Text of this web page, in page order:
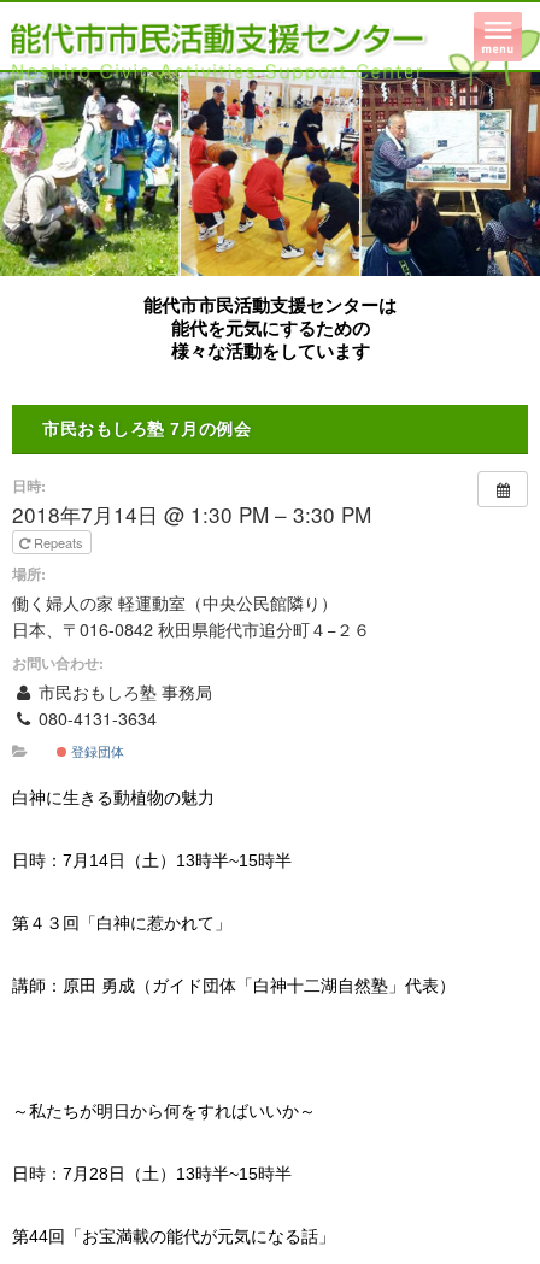
能代市市民活動支援センターは
能代を元気にするための
様々な活動をしています
市民おもしろ塾 7月の例会
日時:
2018年7月14日 @ 1:30 PM – 3:30 PM
Repeats
場所:
働く婦人の家 軽運動室（中央公民館隣り）
日本、〒016-0842 秋田県能代市追分町４−２６
お問い合わせ:
市民おもしろ塾 事務局
080-4131-3634
登録団体
白神に生きる動植物の魅力
日時：7月14日（土）13時半~15時半
第４３回「白神に惹かれて」
講師：原田 勇成（ガイド団体「白神十二湖自然塾」代表）
～私たちが明日から何をすればいいか～
日時：7月28日（土）13時半~15時半
第44回「お宝満載の能代が元気になる話」